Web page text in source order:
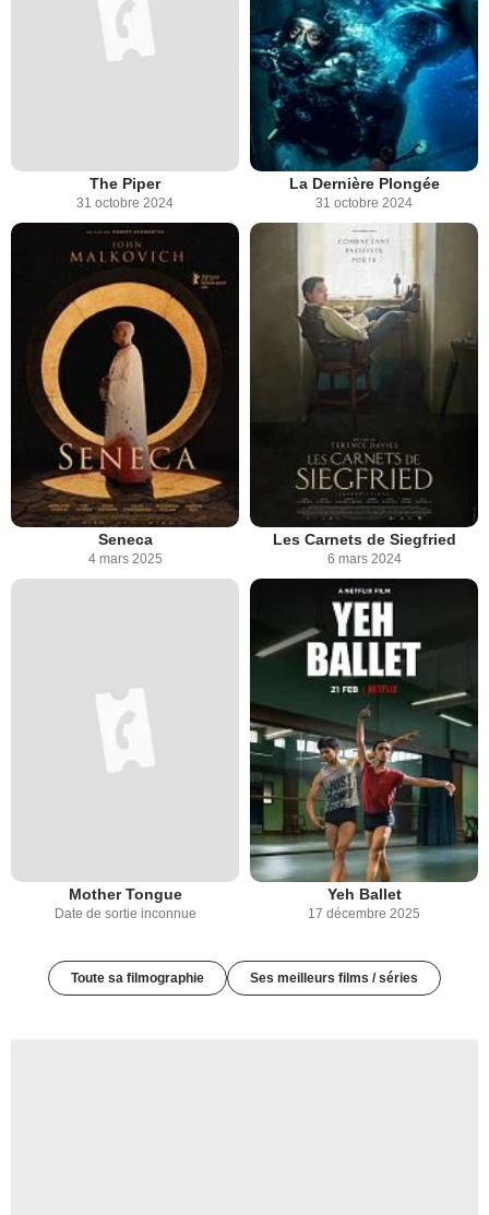
The Piper
31 octobre 2024
La Dernière Plongée
31 octobre 2024
Seneca
4 mars 2025
Les Carnets de Siegfried
6 mars 2024
Mother Tongue
Date de sortie inconnue
Yeh Ballet
17 décembre 2025
Toute sa filmographie Ses meilleurs films / séries